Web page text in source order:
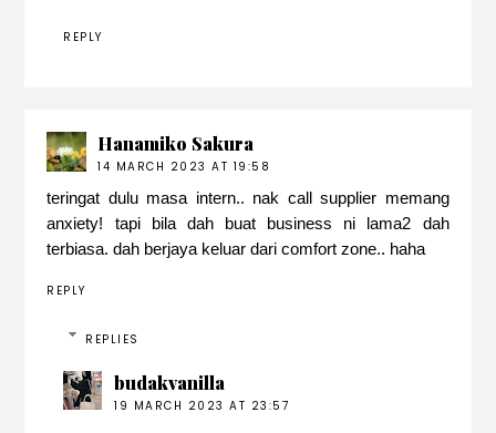
REPLY
Hanamiko Sakura
14 MARCH 2023 AT 19:58
teringat dulu masa intern.. nak call supplier memang
anxiety! tapi bila dah buat business ni lama2 dah
terbiasa. dah berjaya keluar dari comfort zone.. haha
REPLY
REPLIES
budakvanilla
19 MARCH 2023 AT 23:57